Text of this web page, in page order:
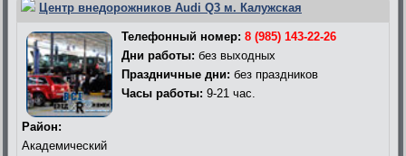
Центр внедорожников Audi Q3 м. Калужская
Телефонный номер: 8 (985) 143-22-26
Дни работы: без выходных
Праздничные дни: без праздников
Часы работы: 9-21 час.
Район:
Академический